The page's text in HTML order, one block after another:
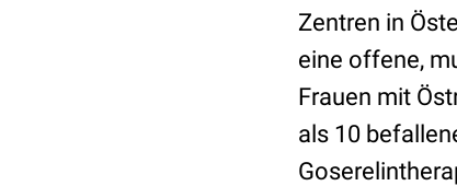
Zentren in
eine offene,
Frauen mit
als 10